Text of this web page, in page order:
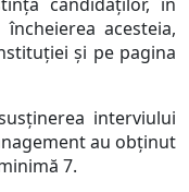
acesteia,
şi pe pagina
interviului
au obţinut
7.